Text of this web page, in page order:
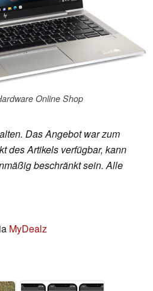
Online Shop
Das Angebot war zum
des Artikels verfügbar, kann
beschränkt sein. Alle
MyDealz